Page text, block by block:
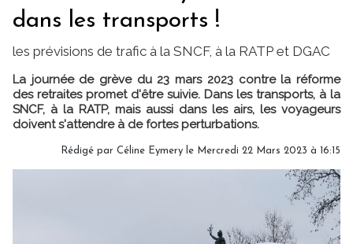
dans les transports !
les prévisions de trafic à la SNCF, à la RATP et DGAC
La journée de grève du 23 mars 2023 contre la réforme
des retraites promet d'être suivie. Dans les transports, à la
SNCF, à la RATP, mais aussi dans les airs, les voyageurs
doivent s'attendre à de fortes perturbations.
Rédigé par Céline Eymery le Mercredi 22 Mars 2023 à 16:15